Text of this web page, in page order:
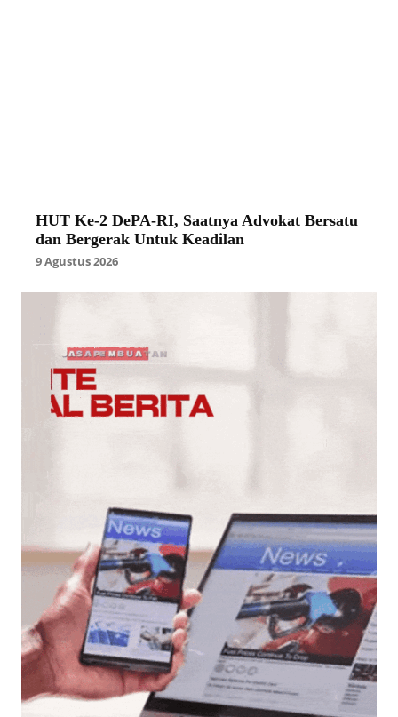
HUT Ke-2 DePA-RI, Saatnya Advokat Bersatu
dan Bergerak Untuk Keadilan
9 Agustus 2026